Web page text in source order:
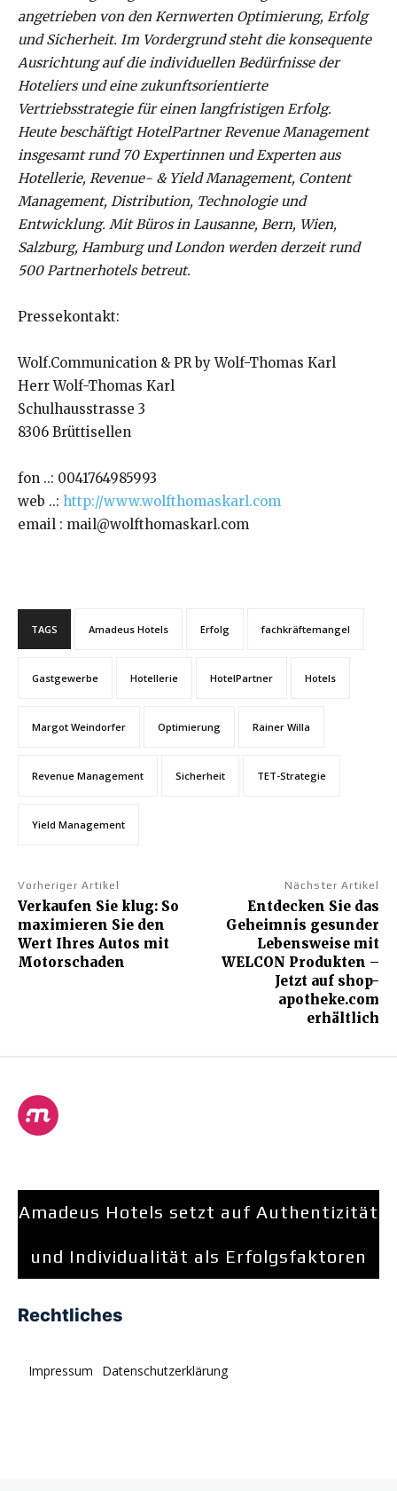
angetrieben von den Kernwerten Optimierung, Erfolg
und Sicherheit. Im Vordergrund steht die konsequente
Ausrichtung auf die individuellen Bedürfnisse der
Hoteliers und eine zukunftsorientierte
Vertriebsstrategie für einen langfristigen Erfolg.
Heute beschäftigt HotelPartner Revenue Management
insgesamt rund 70 Expertinnen und Experten aus
Hotellerie, Revenue- & Yield Management, Content
Management, Distribution, Technologie und
Entwicklung. Mit Büros in Lausanne, Bern, Wien,
Salzburg, Hamburg und London werden derzeit rund
500 Partnerhotels betreut.
Pressekontakt:
Wolf.Communication & PR by Wolf-Thomas Karl
Herr Wolf-Thomas Karl
Schulhausstrasse 3
8306 Brüttisellen
fon ..: 0041764985993
web ..: http://www.wolfthomaskarl.com
email : mail@wolfthomaskarl.com
TAGS Amadeus Hotels Erfolg fachkräftemangel
Gastgewerbe Hotellerie HotelPartner Hotels
Margot Weindorfer Optimierung Rainer Willa
Revenue Management Sicherheit TET-Strategie
Yield Management
Vorheriger Artikel
Verkaufen Sie klug: So
maximieren Sie den
Wert Ihres Autos mit
Motorschaden
Nächster Artikel
Entdecken Sie das
Geheimnis gesunder
Lebensweise mit
WELCON Produkten –
Jetzt auf shop-
apotheke.com
erhältlich
Amadeus Hotels setzt auf Authentizität
und Individualität als Erfolgsfaktoren
Rechtliches
Impressum Datenschutzerklärung